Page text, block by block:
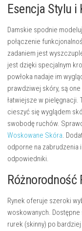
Esencja Stylu
Damskie spodnie
połączenie
zadaniem jest
jest dzięki specjalnym
powłoka nadaje im
prawdziwej skóry, są
łatwiejsze w pielęgnacji.
cieszyć się wyglądem
swobodę ruchów.
Woskowane Skóra.
odporne na zabrudzenia
odpowiedniki.
Różnorodność
Rynek oferuje szeroki
woskowanych.
rurek (skinny) po